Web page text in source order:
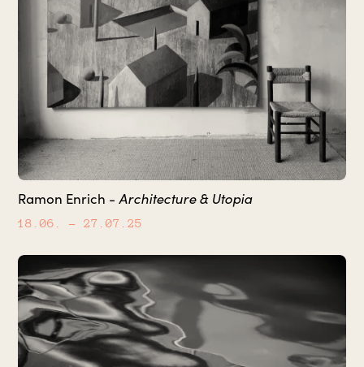
Ramon Enrich -Architecture & Utopia
18.06. – 27.07.25